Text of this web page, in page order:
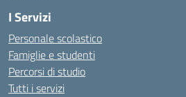
I Servizi
Personale scolastico
Famiglie e studenti
Percorsi di studio
Tutti i servizi